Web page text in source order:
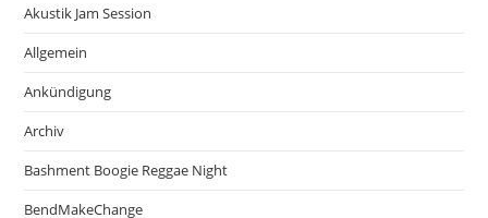
Akustik Jam Session
Allgemein
Ankündigung
Archiv
Bashment Boogie Reggae Night
BendMakeChange